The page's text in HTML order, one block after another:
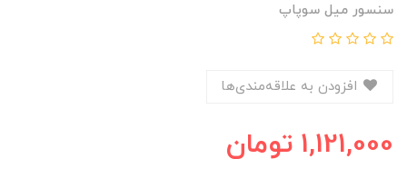
سنسور میل سوپاپ
1,121,000 تومان